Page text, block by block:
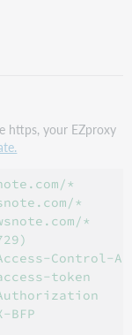
https, your EZproxy
*
*
*
Control-
token
BFP